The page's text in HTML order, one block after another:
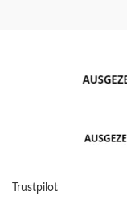
Trustpilot